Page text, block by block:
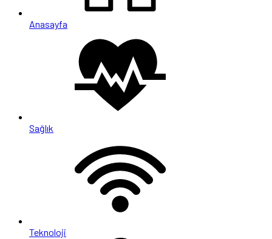
Anasayfa
Sağlık
Teknoloji